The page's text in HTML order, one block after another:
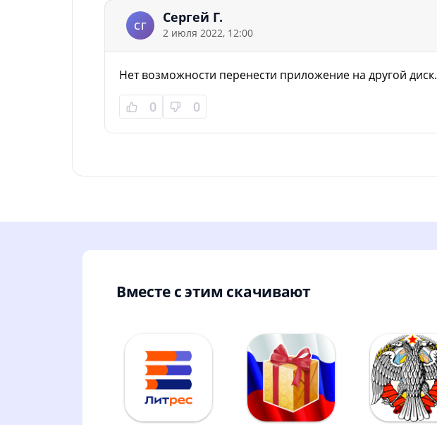
СГ
Сергей Г.
2 июля 2022, 12:00
Нет возможности перенести приложение на другой диск.
0 0
Вместе с этим скачивают